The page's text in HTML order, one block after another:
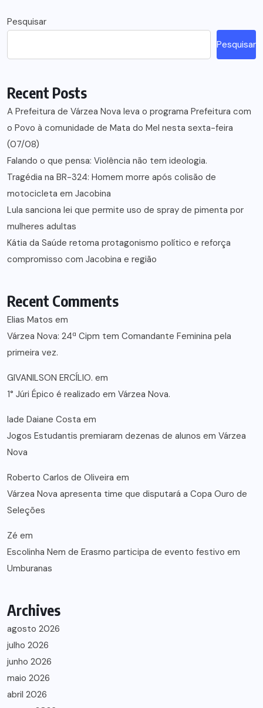
Pesquisar
Pesquisar
Recent Posts
A Prefeitura de Várzea Nova leva o programa Prefeitura com
o Povo à comunidade de Mata do Mel nesta sexta-feira
(07/08)
Falando o que pensa: Violência não tem ideologia.
Tragédia na BR-324: Homem morre após colisão de
motocicleta em Jacobina
Lula sanciona lei que permite uso de spray de pimenta por
mulheres adultas
Kátia da Saúde retoma protagonismo político e reforça
compromisso com Jacobina e região
Recent Comments
Elias Matos em
Várzea Nova: 24ª Cipm tem Comandante Feminina pela
primeira vez.
GIVANILSON ERCÍLIO. em
1° Júri Épico é realizado em Várzea Nova.
lade Daiane Costa em
Jogos Estudantis premiaram dezenas de alunos em Várzea
Nova
Roberto Carlos de Oliveira em
Várzea Nova apresenta time que disputará a Copa Ouro de
Seleções
Zé em
Escolinha Nem de Erasmo participa de evento festivo em
Umburanas
Archives
agosto 2026
julho 2026
junho 2026
maio 2026
abril 2026